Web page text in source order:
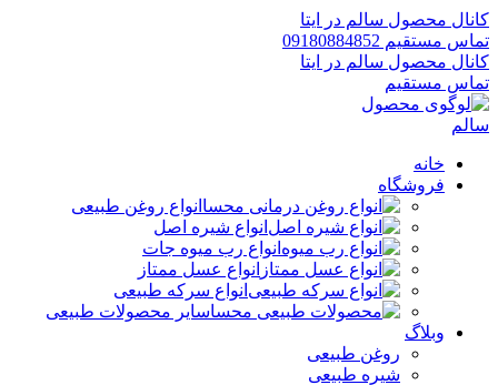
کانال محصول سالم در ایتا
تماس مستقیم 09180884852
کانال محصول سالم در ایتا
تماس مستقیم
خانه
فروشگاه
انواع روغن طبیعی
انواع شیره اصل
انواع رب میوه جات
انواع عسل ممتاز
انواع سرکه طبیعی
سایر محصولات طبیعی
وبلاگ
روغن طبیعی
شیره طبیعی